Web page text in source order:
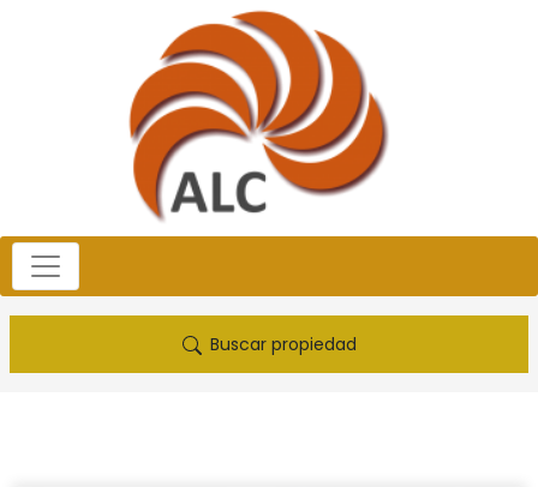
Buscar propiedad